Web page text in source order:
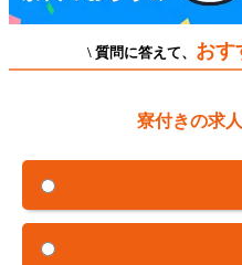
\ 質問に答えて、 おす
寮付きの求